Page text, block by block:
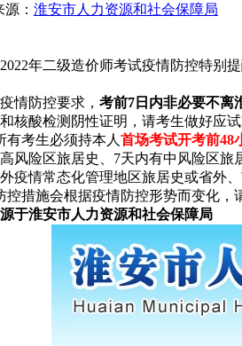
源： 淮安市人力资源和社会保障局
年二级造价师考试疫情防控特别提
情防控要求， 考前7日内非必要不离
核酸检测阴性证明，请考生做好应试
有考生必须持本人 首场考试开考前48
风险区旅居史、7天内有中风险区旅
疫情常态化管理地区旅居史或省外
控措施会根据疫情防控形势而变化
于淮安市人力资源和社会保障局